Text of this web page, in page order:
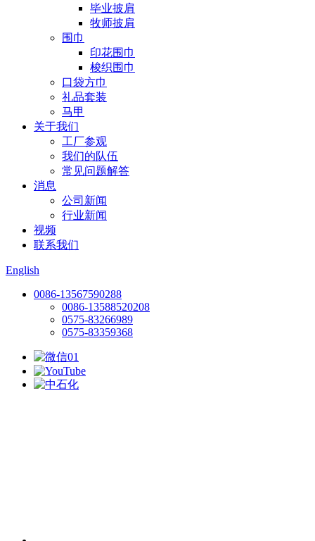
毕业披肩
牧师披肩
围巾
印花围巾
梭织围巾
口袋方巾
礼品套装
马甲
关于我们
工厂参观
我们的队伍
常见问题解答
消息
公司新闻
行业新闻
视频
联系我们
English
0086-13567590288
0086-13588520208
0575-83266989
0575-83359368